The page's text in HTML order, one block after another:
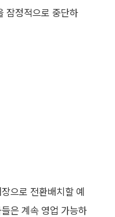
잠정적으로 중단하
으로 전환배치할 예
은 계속 영업 가능하